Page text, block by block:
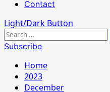
Contact
Light/Dark Button
Search
for:
Subscribe
Home
2023
December